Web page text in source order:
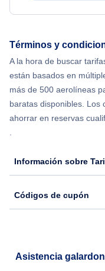
Términos y
A la hora de buscar
están basados en
más de 500 aerolíneas
baratas disponibles. Los
ahorrar en reservas
.
Información sobre
Códigos de cupón
Asistencia